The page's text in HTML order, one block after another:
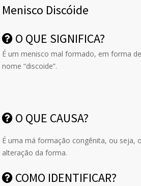
Menisco Discóide
O QUE SIGNIFICA?
É um menisco mal formado, em forma
nome “discoide”.
O QUE CAUSA?
É uma má formação congênita, ou seja,
alteração da forma.
COMO IDENTIFICAR?